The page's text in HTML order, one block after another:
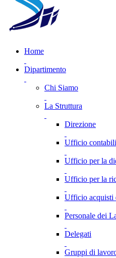
Home
Dipartimento
Chi Siamo
La Struttura
Direzione
Ufficio
Ufficio per la
Ufficio per la
Ufficio acquisti
Personale dei
Delegati
Gruppi di